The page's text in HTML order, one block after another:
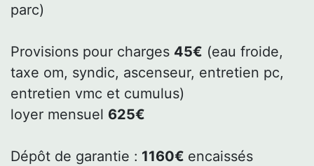
parc)
Provisions pour charges 45€ (eau froide,
taxe om, syndic, ascenseur, entretien pc,
entretien vmc et cumulus)
loyer mensuel 625€
Dépôt de garantie : 1160€ encaissés